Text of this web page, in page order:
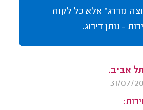
מדרג" אלא כל לקוח
- נותן דירוג.
תל אביב.